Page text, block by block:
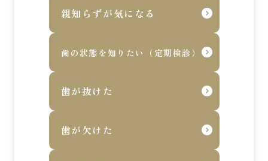
親知らずが気になる
歯の状態を知りたい（定期検診）
歯が抜けた
歯が欠けた